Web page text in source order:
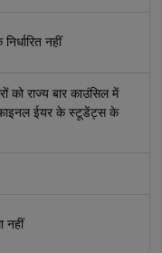
नहीं
को राज्य बार काउंसिल में
फाइनल ईयर के स्टूडेंट्स के
नहीं